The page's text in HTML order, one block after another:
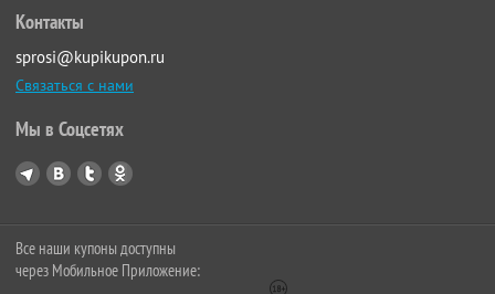
Контакты
sprosi@kupikupon.ru
Связаться с нами
Мы в Соцсетях
Все наши купоны доступны
через Мобильное Приложение: